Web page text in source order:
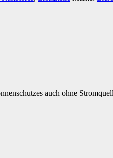
auch ohne